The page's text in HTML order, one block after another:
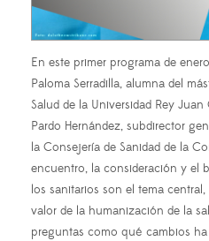
En este primer programa de
Paloma Serradilla, alumna del
Salud de la Universidad Rey
Pardo Hernández, subdirector
la Consejería de Sanidad de la
encuentro, la consideración y el
los sanitarios son el tema
valor de la humanización de la
preguntas como qué cambios